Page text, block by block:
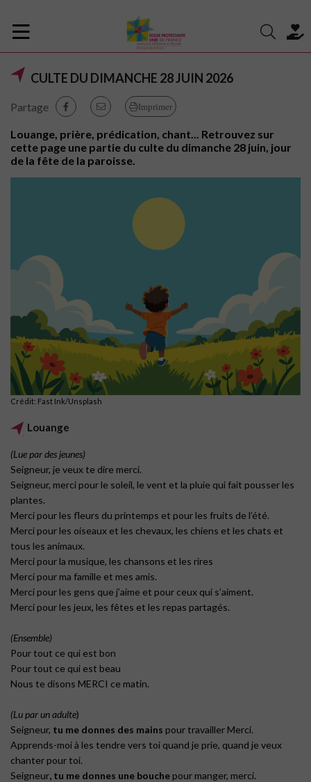
CULTE DU DIMANCHE 28 JUIN 2026
Partage Imprimer
Louange, prière, prédication, chant... Retrouvez sur
cette page une partie du culte du dimanche 28 juin, jour
de la fête de la paroisse.
Crédit: Fast Ink/Unsplash
Louange
(Lue par des jeunes)
Seigneur, je veux te dire merci.
Seigneur, merci pour le soleil, le vent et la pluie qui fait pousser les
plantes.
Merci pour les fleurs du printemps et pour les fruits de l’été.
Merci pour les oiseaux et les chevaux, les chiens et les chats et
tous les animaux.
Merci pour la musique, les chansons et les rires
Merci pour ma famille et mes amis.
Merci pour les gens que j’aime et pour ceux qui s’aiment.
Merci pour les jeux, les fêtes et les repas partagés.
(Ensemble)
Pour tout ce qui est bon
Pour tout ce qui est beau
Nous te disons MERCI ce matin.
(Lu par un adulte)
Seigneur, tu me donnes des mains pour travailler Merci.
Apprends-moi à les tendre vers toi quand je prie, quand je veux
chanter pour toi.
Seigneur, tu me donnes une bouche pour manger, merci.